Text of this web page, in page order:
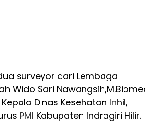
surveyor dari Lembaga
Wido Sari
Dinas Kesehatan Inhil,
PMI Kabupaten Indragiri Hilir.